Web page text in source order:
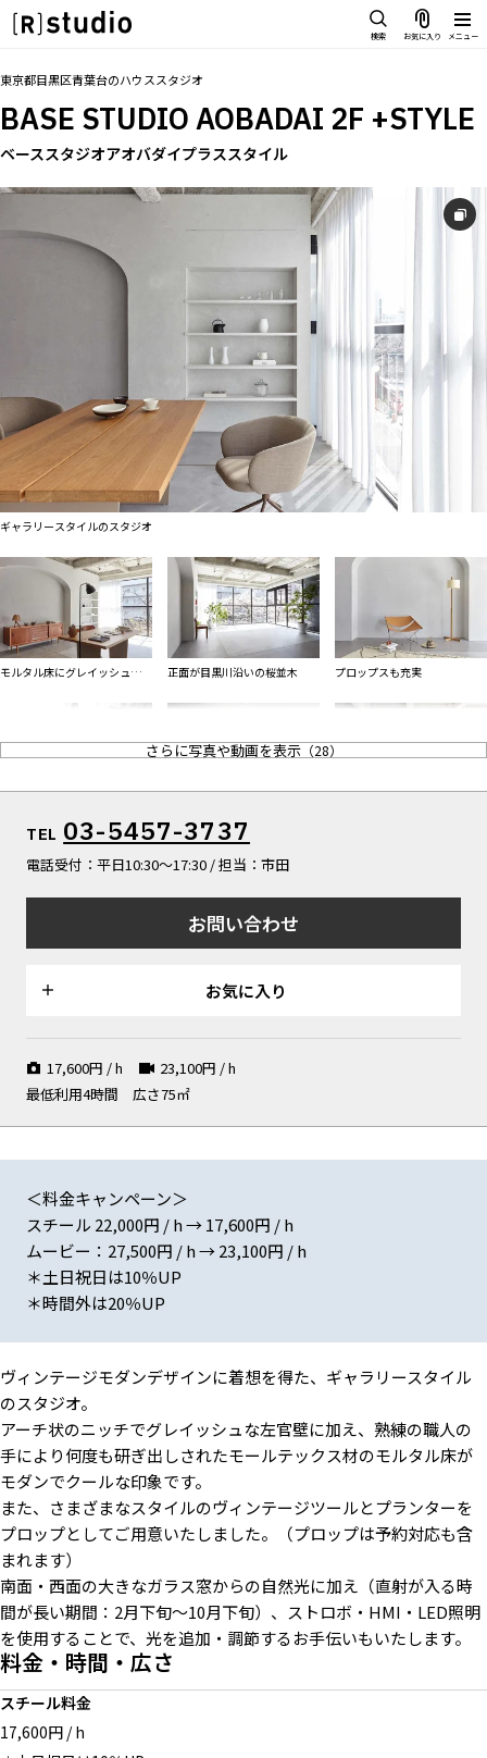
検索 お気に入り メニュー
雰囲気で探したい
SCENE
部屋ごとに写真で見比べたい
ひとつのスタジオであれもこれも
カフェやオフィスなどロケシーンも
SIZE&PRICE
広さと利用料金で探す
ALL FILTER
すべての選択肢からスタジオを探す
スタジオを探す
雰囲気で探したい
SCENE
部屋ごとに写真で見比べたい
VARIATION
ひとつのスタジオであれもこれも
LOCATION
カフェやオフィスなどロケシーンも
SIZE&PRICE
すべての選択肢からスタジオを探す
スタジオ一覧
マップから探す
お気に入り
特集
[R]studioについて
お知らせ
掲載のお問い合わせ
トップ 料金 設備 オプション
東京都目黒区青葉台のハウススタジオ
BASE STUDIO AOBADAI 2F +STYLE
ベーススタジオアオバダイプラススタイル
ギャラリースタイルのスタジオ
モルタル床にグレイッシュなア
正面が目黒川沿いの桜並木 プロップスも充実
ヴィンテージ家具ご使用は無料 連なるアーチ型の壁
レースカーテン（麻素材）越し
ロールスクリーンで遮光も可能
白壁設置可（約240cm角）
容量確保
無料でお使いいただける名作家
具
大小のラグも揃う
さらに写真や動画を表示（28）
TEL 03-5457-3737
電話受付：平日10:30〜17:30 / 担当：市田
お問い合わせ
お気に入り
17,600円 / h 23,100円 / h
最低利用4時間
広さ75㎡
＜料金キャンペーン＞
スチール 22,000円 / h → 17,600円 / h
ムービー：27,500円 / h → 23,100円 / h
＊土日祝日は10％UP
＊時間外は20％UP
ヴィンテージモダンデザインに着想を得た、ギャラリースタイル
のスタジオ。
アーチ状のニッチでグレイッシュな左官壁に加え、熟練の職人の
手により何度も研ぎ出しされたモールテックス材のモルタル床が
モダンでクールな印象です。
また、さまざまなスタイルのヴィンテージツールとプランターを
プロップとしてご用意いたしました。（プロップは予約対応も含
まれます）
南面・西面の大きなガラス窓からの自然光に加え（直射が入る時
間が長い期間：2月下旬〜10月下旬）、ストロボ・HMI・LED照明
を使用することで、光を追加・調節するお手伝いもいたします。
料金・時間・広さ
スチール料金
17,600円 / h